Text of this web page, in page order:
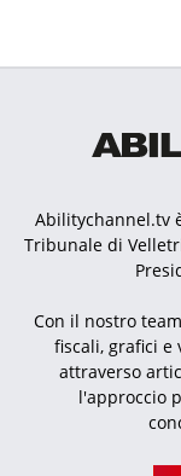
Abilitychannel.tv
Tribunale di
Con il nostro
fiscali, grafici
attraverso
l'approccio